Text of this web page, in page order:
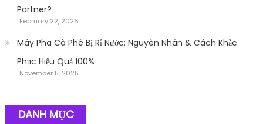
Partner?
February 22, 2026
Máy Pha Cà Phê Bị Rỉ Nước: Nguyên Nhân & Cách Khắc
Phục Hiệu Quả 100%
November 5, 2025
DANH MỤC